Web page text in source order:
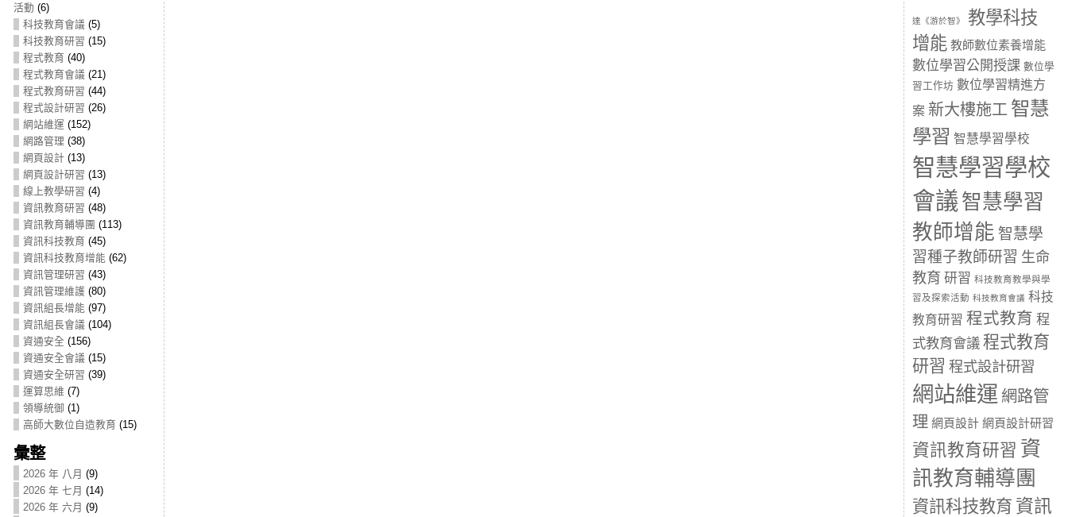
活動 (6)
科技教育會議 (5)
科技教育研習 (15)
程式教育 (40)
程式教育會議 (21)
程式教育研習 (44)
程式設計研習 (26)
網站維運 (152)
網路管理 (38)
網頁設計(13)
網頁設計研習 (13)
線上教學研習 (4)
資訊教育研習 (48)
資訊教育輔導團 (113)
資訊科技教育 (45)
資訊科技教育增能(62)
資訊管理研習 (43)
資訊管理維護(80)
資訊組長增能(97)
資訊組長會議 (104)
資通安全 (156)
資通安全會議 (15)
資通安全研習 (39)
運算思維 (7)
領導統御 (1)
高師大數位自造教育 (15)
彙整
2026 年 八月 (9)
2026 年 七月 (14)
2026 年 六月 (9)
達《游於智》
教學科技
增能 教師數位素養增能
數位學習公開授課 數位學
習工作坊 數位學習精進方
案 新大樓施工 智慧
學習 智慧學習學校
智慧學習學校
會議 智慧學習
教師增能 智慧學
習種子教師研習 生命
教育 研習 科技教育教學與學
習及探索活動 科技教育會議 科技
教育研習 程式教育 程
式教育會議 程式教育
研習 程式設計研習
網站維運 網路管
理 網頁設計 網頁設計研習
資訊教育研習 資
訊教育輔導團
資訊科技教育 資訊